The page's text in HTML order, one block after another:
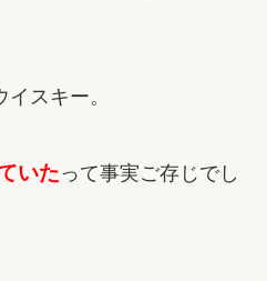
スキー。
いたって事実ご存じでし